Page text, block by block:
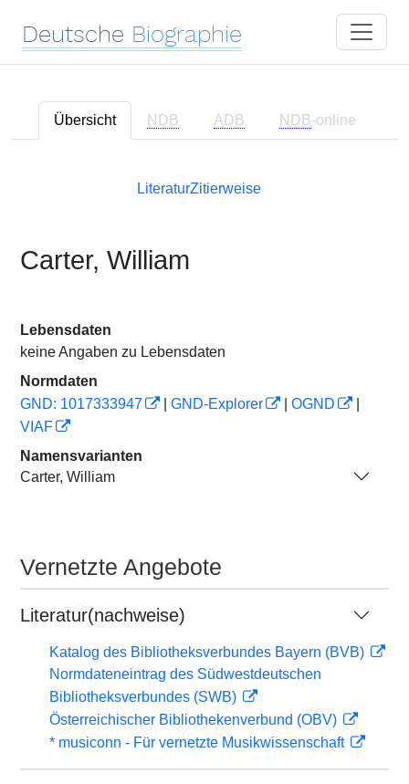
Deutsche Biographie
Übersicht NDB ADB NDB-online
LiteraturZitierweise
Carter, William
Lebensdaten
keine Angaben zu Lebensdaten
Normdaten
GND: 1017333947
GND-Explorer OGND
VIAF
Namensvarianten
Carter, William
Vernetzte Angebote
Literatur(nachweise)
Katalog des Bibliotheksverbundes Bayern (BVB)
Normdateneintrag des Südwestdeutschen
Bibliotheksverbundes (SWB)
Österreichischer Bibliothekenverbund (OBV)
* musiconn - Für vernetzte Musikwissenschaft